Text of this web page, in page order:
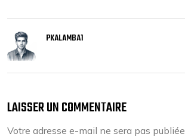
PKALAMBA1
LAISSER UN COMMENTAIRE
Votre adresse e-mail ne sera pas publiée.